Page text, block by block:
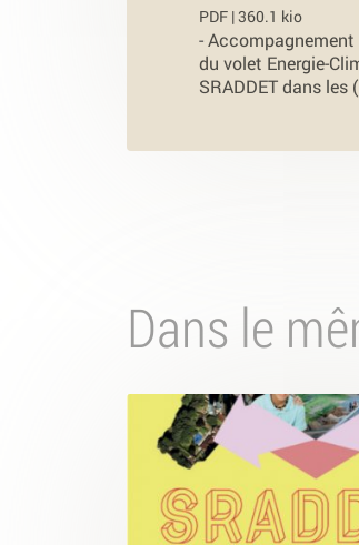
PDF | 360.1 kio
-
du volet Energie-
SRADDET dans les
Dans le